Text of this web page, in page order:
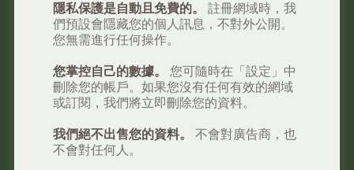
隱私保護是自動且免費的。 註冊網域時，我
們預設會隱藏您的個人訊息，不對外公開。
您無需進行任何操作。
您掌控自己的數據。 您可隨時在「設定」中
刪除您的帳戶。如果您沒有任何有效的網域
或訂閱，我們將立即刪除您的資料。
我們絕不出售您的資料。 不會對廣告商，也
不會對任何人。